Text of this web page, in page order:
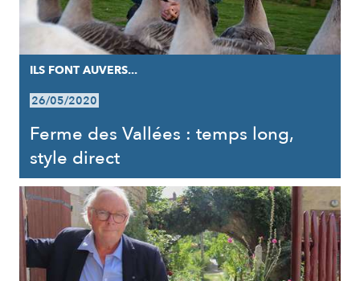
ILS FONT AUVERS...
26/05/2020
Ferme des Vallées : temps long,
style direct